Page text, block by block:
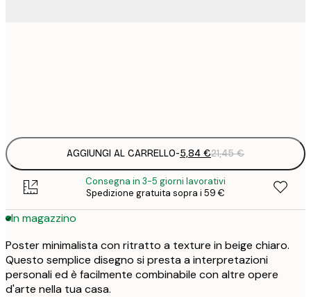
AGGIUNGI AL CARRELLO-5,84 €21,45 €
Consegna in 3-5 giorni lavorativi
Spedizione gratuita sopra i 59 €
In magazzino
Poster minimalista con ritratto a texture in beige chiaro.
Questo semplice disegno si presta a interpretazioni
personali ed è facilmente combinabile con altre opere
d'arte nella tua casa.